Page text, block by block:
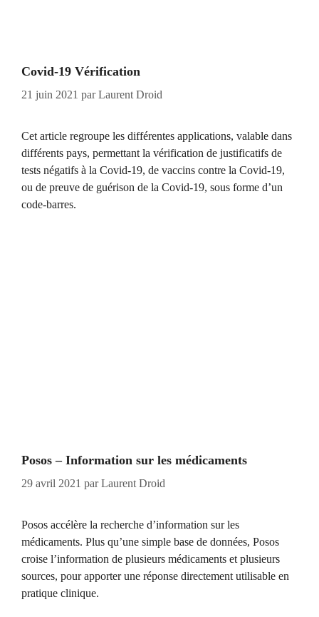
Covid-19 Vérification
21 juin 2021 parLaurent Droid
Cet article regroupe les différentes applications, valable dans
différents pays, permettant la vérification de justificatifs de
tests négatifs à la Covid-19, de vaccins contre la Covid-19,
ou de preuve de guérison de la Covid-19, sous forme d’un
code-barres.
Posos – Information sur les médicaments
29 avril 2021 parLaurent Droid
Posos accélère la recherche d’information sur les
médicaments. Plus qu’une simple base de données, Posos
croise l’information de plusieurs médicaments et plusieurs
sources, pour apporter une réponse directement utilisable en
pratique clinique.